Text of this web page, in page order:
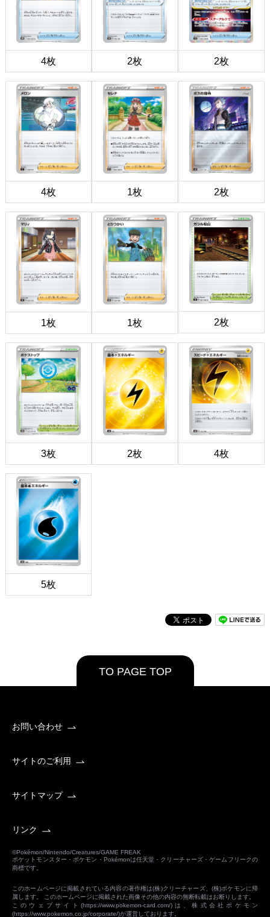
4枚 2枚 2枚
4枚 1枚 2枚
1枚 1枚 2枚
3枚 2枚 4枚
5枚
TO PAGE TOP
お問い合わせ
サイトのご利用
サイトマップ
リンク
©Pokémon/Nintendo/Creatures/GAME FREAK
ポケットモンスター・ポケモン・Pokémonは任天堂・クリーチャーズ・ゲームフリークの
商標です。
このホームページに掲載されている内容の著作権は(株)クリーチャーズ、(株)ポケモンに帰
属します。 このホームページに掲載された画像その他の内容の無断転載はお断りします。
このウェブサイト(https://www.pokemon-card.com/)は、株式会社ポケモン
(https://www.pokemon.co.jp/corporate/)が運営しております。